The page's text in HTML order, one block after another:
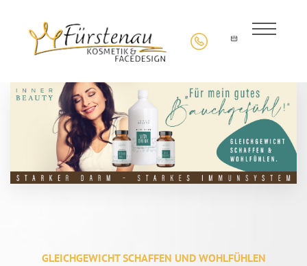
GLEICHGEWICHT SCHAFFEN UND WOHLFÜHLEN